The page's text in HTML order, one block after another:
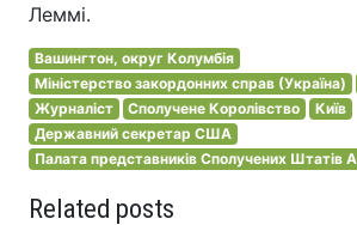
Леммі.
Вашингтон, округ Колумбія
Міністерство закордонних справ (Україна)
Журналіст
Сполучене Королівство
Київ
Державний секретар США
Палата представників Сполучених Штатів
Related posts